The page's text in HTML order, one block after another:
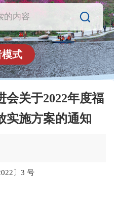

式
会关于2022年度福
实施方案的通知
〕3 号